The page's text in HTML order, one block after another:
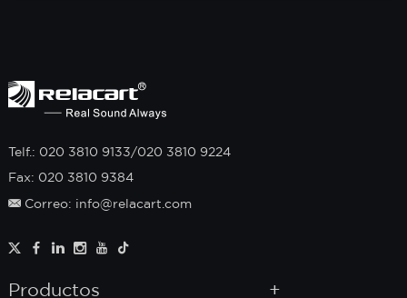
Telf.: 020 3810 9133/020 3810 9224
Fax: 020 3810 9384
Correo: info@relacart.com
Productos